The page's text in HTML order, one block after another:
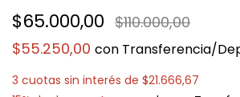
$65.000,00 $110.000,00
$55.250,00 con Transferencia/
3 cuotas sin interés de $21.666,67